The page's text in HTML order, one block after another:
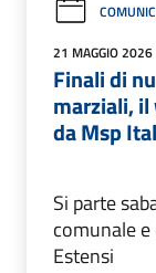
21 MAGGIO 2026
Finali di
marziali,
da Msp
Si parte
comunale
Estensi